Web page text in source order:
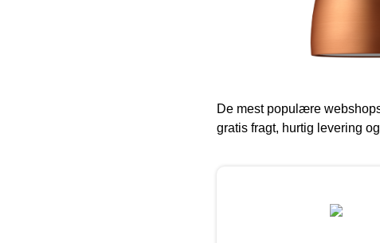
De mest populære
gratis fragt, hurtig levering